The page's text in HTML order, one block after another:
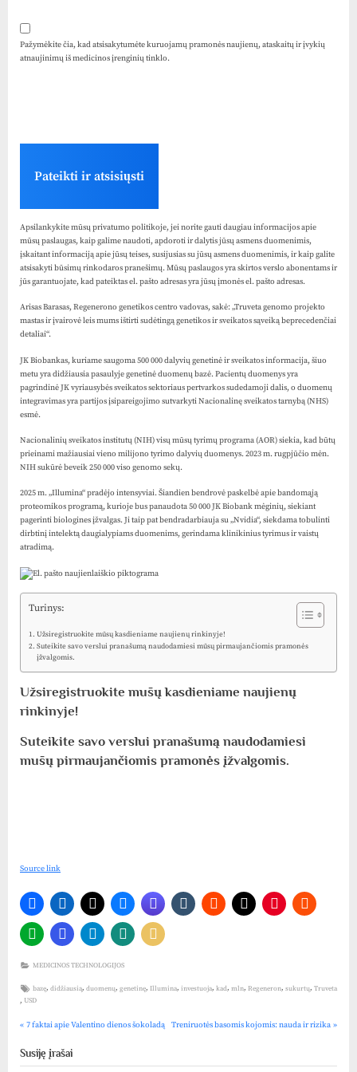
Pažymėkite čia, kad atsisakytumėte kuruojamų pramonės naujienų, ataskaitų ir įvykių
atnaujinimų iš medicinos įrenginių tinklo.
Pateikti ir atsisiųsti
Apsilankykite mūsų privatumo politikoje, jei norite gauti daugiau informacijos apie
mūsų paslaugas, kaip galime naudoti, apdoroti ir dalytis jūsų asmens duomenimis,
įskaitant informaciją apie jūsų teises, susijusias su jūsų asmens duomenimis, ir kaip galite
atsisakyti būsimų rinkodaros pranešimų. Mūsų paslaugos yra skirtos verslo abonentams ir
jūs garantuojate, kad pateiktas el. pašto adresas yra jūsų įmonės el. pašto adresas.
Arisas Barasas, Regenerono genetikos centro vadovas, sakė: „Truveta genomo projekto
mastas ir įvairovė leis mums ištirti sudėtingą genetikos ir sveikatos sąveiką beprecedenčiai
detaliai“.
JK Biobankas, kuriame saugoma 500 000 dalyvių genetinė ir sveikatos informacija, šiuo
metu yra didžiausia pasaulyje genetinė duomenų bazė. Pacientų duomenys yra
pagrindinė JK vyriausybės sveikatos sektoriaus pertvarkos sudedamoji dalis, o duomenų
integravimas yra partijos įsipareigojimo sutvarkyti Nacionalinę sveikatos tarnybą (NHS)
esmė.
Nacionalinių sveikatos institutų (NIH) visų mūsų tyrimų programa (AOR) siekia, kad būtų
prieinami mažiausiai vieno milijono tyrimo dalyvių duomenys. 2023 m. rugpjūčio mėn.
NIH sukūrė beveik 250 000 viso genomo sekų.
2025 m. „Illumina“ pradėjo intensyviai. Šiandien bendrovė paskelbė apie bandomąją
proteomikos programą, kurioje bus panaudota 50 000 JK Biobank mėginių, siekiant
pagerinti biologines įžvalgas. Ji taip pat bendradarbiauja su „Nvidia“, siekdama tobulinti
dirbtinį intelektą daugialypiams duomenims, gerindama klinikinius tyrimus ir vaistų
atradimą.
Turinys:
Užsiregistruokite mūsų kasdieniame naujienų rinkinyje!
Suteikite savo verslui pranašumą naudodamiesi mūsų pirmaujančiomis pramonės
įžvalgomis.
Užsiregistruokite mūsų kasdieniame naujienų
rinkinyje!
Suteikite savo verslui pranašumą naudodamiesi
mūsų pirmaujančiomis pramonės įžvalgomis.
Source link
MEDICINOS TECHNOLOGIJOS
Tags:
bazę, didžiausią, duomenų, genetinę, Illumina, investuoja, kad, mln, Regeneron, sukurtų, Truveta
, USD
Navigacija
tarp
P
e
v
7 faktai apie Valentino dienos šokoladą
N
t
Treniruotės basomis kojomis: nauda ir rizika
Susiję įrašai